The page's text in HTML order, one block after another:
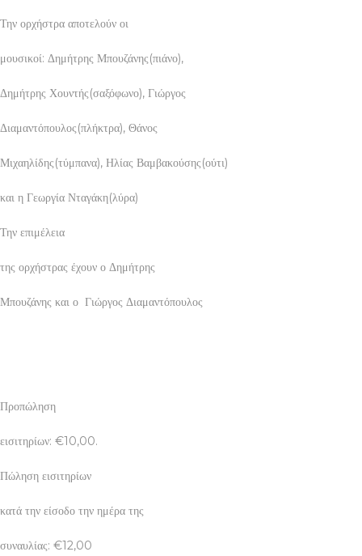
Την ορχήστρα αποτελούν οι
μουσικοί: Δημήτρης Μπουζάνης(πιάνο),
Δημήτρης Χουντής(σαξόφωνο), Γιώργος
Διαμαντόπουλος(πλήκτρα), Θάνος
Μιχαηλίδης(τύμπανα), Ηλίας Βαμβακούσης(ούτι)
και η Γεωργία Νταγάκη(λύρα)
Την επιμέλεια
της ορχήστρας έχουν ο Δημήτρης
Μπουζάνης και ο Γιώργος Διαμαντόπουλος
Προπώληση
εισιτηρίων: €10,00.
Πώληση εισιτηρίων
κατά την είσοδο την ημέρα της
συναυλίας: €12,00